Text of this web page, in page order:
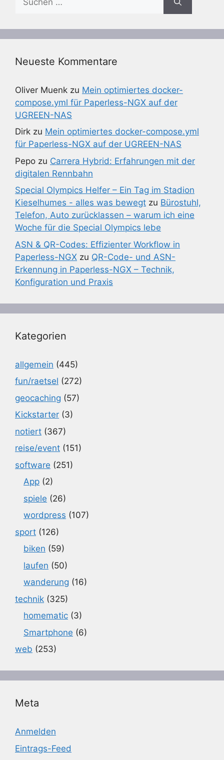
nach:
Neueste Kommentare
Oliver Muenk zu Mein optimiertes docker-
compose.yml für Paperless-NGX auf der
UGREEN-NAS
Dirk zu Mein optimiertes docker-compose.yml
für Paperless-NGX auf der UGREEN-NAS
Pepo zu Carrera Hybrid: Erfahrungen mit der
digitalen Rennbahn
Special Olympics Helfer – Ein Tag im Stadion
Kieselhumes - alles was bewegt zu Bürostuhl,
Telefon, Auto zurücklassen – warum ich eine
Woche für die Special Olympics lebe
ASN & QR-Codes: Effizienter Workflow in
Paperless-NGX zu QR-Code- und ASN-
Erkennung in Paperless-NGX – Technik,
Konfiguration und Praxis
Kategorien
allgemein (445)
fun/raetsel (272)
geocaching (57)
Kickstarter (3)
notiert (367)
reise/event (151)
software (251)
App (2)
spiele (26)
wordpress (107)
sport (126)
biken (59)
laufen (50)
wanderung (16)
technik (325)
homematic (3)
Smartphone (6)
web (253)
Meta
Anmelden
Eintrags-Feed